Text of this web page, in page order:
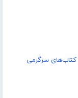
کتاب‌های سرگرمی